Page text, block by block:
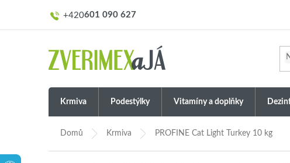
601 090 627
Krmiva Podestýlky Vitamíny a doplňky
Domů Krmiva PROFINE Cat Light Turkey 10 kg